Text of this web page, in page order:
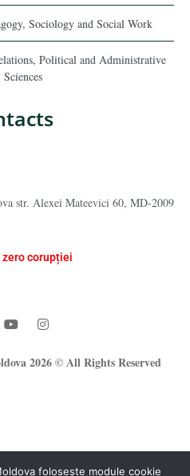
Sociology and Social Work
Political and Administrative
Sciences
str. Alexei Mateevici 60, MD-2009
corupției
2026 © All Rights Reserved
folosește module cookie